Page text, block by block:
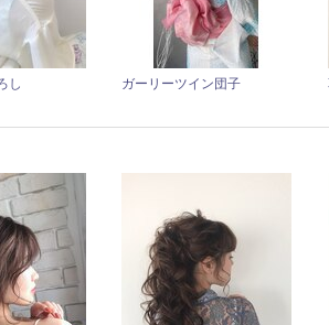
し ガーリーツイン団子